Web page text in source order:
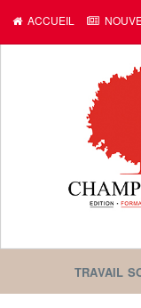
ACCUEIL
TRAVAIL